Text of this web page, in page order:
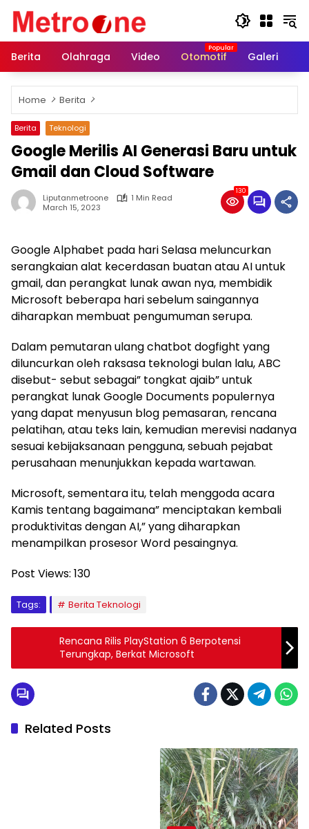
content
Berita
Olahraga Video Otomotif Galeri
Home Berita
Berita Teknologi
Google Merilis AI Generasi Baru untuk
Gmail dan Cloud Software
Liputanmetroone
1 Min Read
March 15, 2023
130
Google Alphabet pada hari Selasa meluncurkan
serangkaian alat kecerdasan buatan atau AI untuk
gmail, dan perangkat lunak awan nya, membidik
Microsoft beberapa hari sebelum saingannya
diharapkan membuat pengumuman serupa.
Dalam pemutaran ulang chatbot dogfight yang
diluncurkan oleh raksasa teknologi bulan lalu, ABC
disebut- sebut sebagai” tongkat ajaib” untuk
perangkat lunak Google Documents populernya
yang dapat menyusun blog pemasaran, rencana
pelatihan, atau teks lain, kemudian merevisi nadanya
sesuai kebijaksanaan pengguna, sebuah pejabat
perusahaan menunjukkan kepada wartawan.
Microsoft, sementara itu, telah menggoda acara
Kamis tentang bagaimana” menciptakan kembali
produktivitas dengan AI,” yang diharapkan
menampilkan prosesor Word pesaingnya.
Post Views: 130
Tags: Berita Teknologi
Rencana Rilis PlayStation 6 Berpotensi
Terungkap, Berkat Microsoft
Related Posts